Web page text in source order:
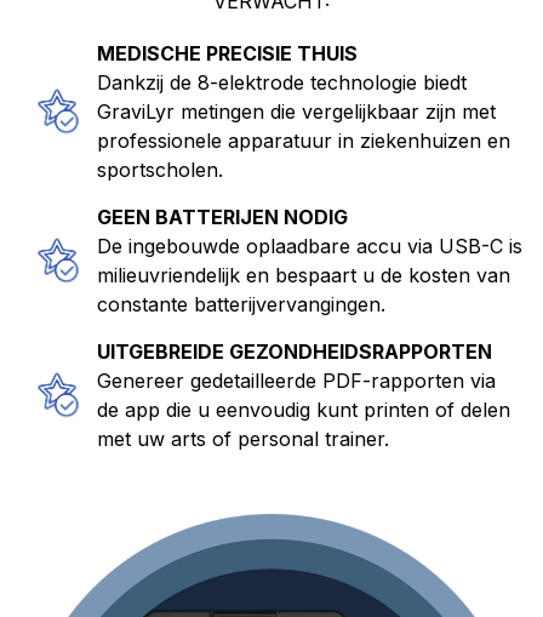
Dankzij de 8-elektrode technologie biedt
GraviLyr metingen die vergelijkbaar zijn met
professionele apparatuur in ziekenhuizen en
sportscholen.
GEEN BATTERIJEN NODIG
De ingebouwde oplaadbare accu via USB-C is
milieuvriendelijk en bespaart u de kosten van
constante batterijvervangingen.
UITGEBREIDE GEZONDHEIDSRAPPORTEN
Genereer gedetailleerde PDF-rapporten via
de app die u eenvoudig kunt printen of delen
met uw arts of personal trainer.